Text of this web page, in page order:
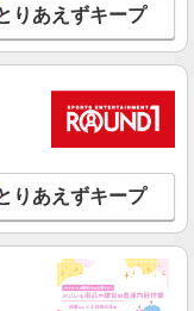
携帯販売【docomo】
験・能力による） ※
（規定あり） ゜
・゜+゜ 入社祝い金10
。○。・゜+゜
詳細を見る
帯販売
りあえずキープ
りあえずキープ